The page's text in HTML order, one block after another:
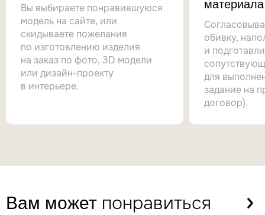
Вы выбираете понравившуюся
модель на сайте, или
скидываете пожелания
по изготовлению изделия
на заказ по фото, 3D модели
или дизайн-проекту
в интерьере.
обивку,
и
для
задание на
договор).
Вам может понравиться